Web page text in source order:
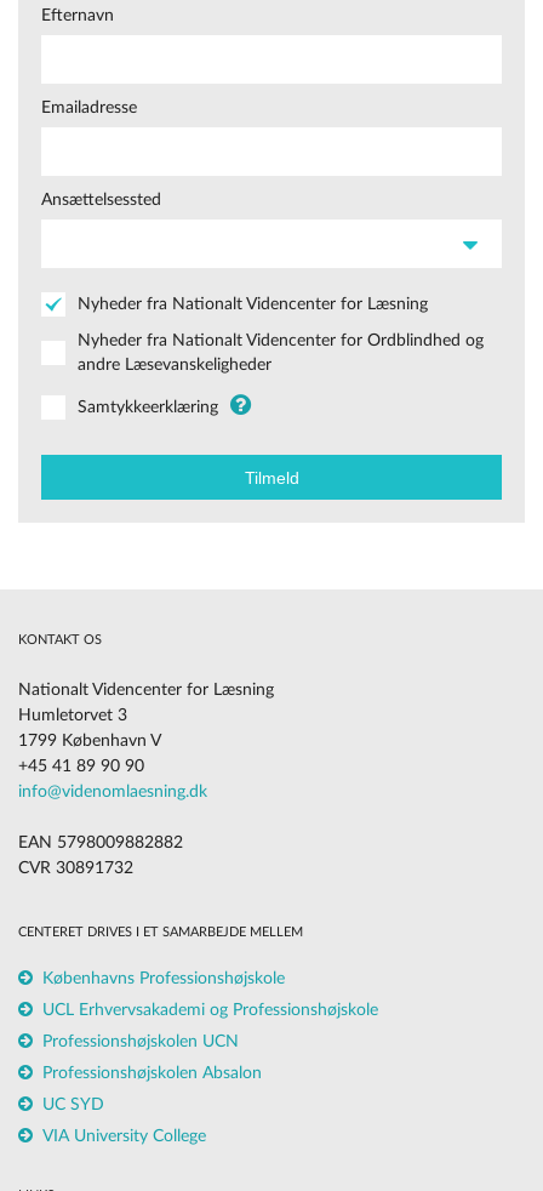
Efternavn
Emailadresse
Ansættelsessted
Nyheder fra Nationalt Videncenter for Læsning
Nyheder fra Nationalt Videncenter for Ordblindhed og
andre Læsevanskeligheder
Samtykkeerklæring
KONTAKT OS
Nationalt Videncenter for Læsning
Humletorvet 3
1799 København V
+45 41 89 90 90
info@videnomlaesning.dk
EAN 5798009882882
CVR 30891732
CENTERET DRIVES I ET SAMARBEJDE MELLEM
Københavns Professionshøjskole
UCL Erhvervsakademi og Professionshøjskole
Professionshøjskolen UCN
Professionshøjskolen Absalon
UC SYD
VIA University College